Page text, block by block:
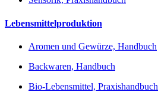
Lebensmittelproduktion
Aromen und Gewürze, Handbuch
Backwaren, Handbuch
Bio-Lebensmittel, Praxishandbuch